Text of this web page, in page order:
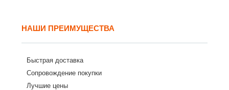
НАШИ ПРЕИМУЩЕСТВА
Быстрая доставка
Сопровождение покупки
Лучшие цены